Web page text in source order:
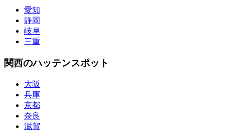
愛知
静岡
岐阜
三重
関西のハッテンスポット
大阪
兵庫
京都
奈良
滋賀